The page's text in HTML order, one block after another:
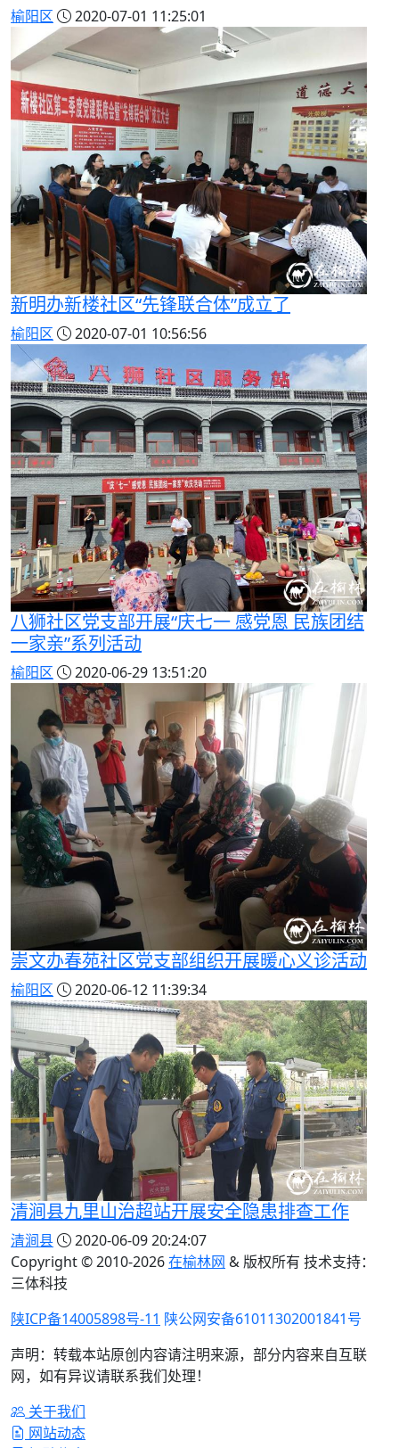
榆阳区 2020-07-01 11:25:01
新明办新楼社区“先锋联合体”成立了
榆阳区 2020-07-01 10:56:56
八狮社区党支部开展“庆七一 感党恩 民族团结
一家亲”系列活动
榆阳区 2020-06-29 13:51:20
崇文办春苑社区党支部组织开展暖心义诊活动
榆阳区 2020-06-12 11:39:34
清涧县九里山治超站开展安全隐患排查工作
清涧县
2020-06-09 20:24:07
Copyright © 2010-2026在榆林网 & 版权所有 技术支持：
三体科技
陕ICP备14005898号-11 陕公网安备61011302001841号
声明：转载本站原创内容请注明来源，部分内容来自互联
网，如有异议请联系我们处理！
关于我们
网站动态